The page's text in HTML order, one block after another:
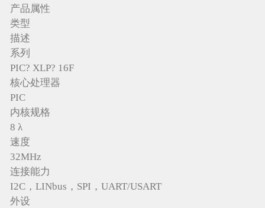
产品属性
类型
描述
系列
PIC? XLP? 16F
核心处理器
PIC
内核规格
8 λ
速度
32MHz
连接能力
I2C，LINbus，SPI，UART/USART
外设